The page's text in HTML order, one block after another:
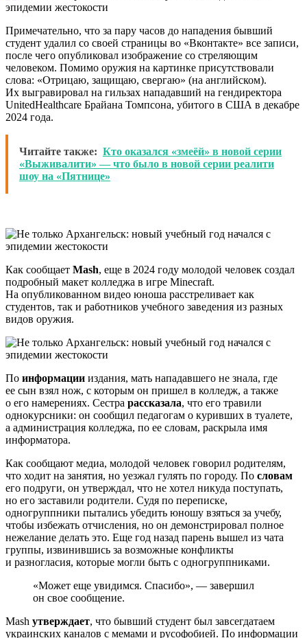
Примечательно, что за пару часов до нападения бывший
студент удалил со своей страницы во «Вконтакте» все записи,
после чего опубликовал изображение со стреляющим
человеком. Помимо оружия на картинке присутствовали
слова: «Отрицаю, защищаю, свергаю» (на английском).
Их выгравировал на гильзах нападавший на гендиректора
UnitedHealthcare Брайана Томпсона, убитого в США в декабре
2024 года.
Читайте также: Кто оказался «змеёй» в новой серии
«Выживалити» — что было в новой серии реалити
шоу на «Пятнице»
Как сообщает Mash, еще в 2024 году молодой человек создал
подробный макет колледжа в игре Minecraft.
На опубликованном видео юноша расстреливает как
студентов, так и работников учебного заведения из разных
видов оружия.
По информации издания, мать нападавшего не знала, где
ее сын взял нож, с которым он пришел в колледж, а также
о его намерениях. Сестра рассказала, что его травили
однокурсники: он сообщил педагогам о куривших в туалете,
а администрация колледжа, по ее словам, раскрыла имя
информатора.
Как сообщают медиа, молодой человек говорил родителям,
что ходит на занятия, но уезжал гулять по городу. По словам
его подруги, он утверждал, что не хотел никуда поступать,
но его заставили родители. Судя по переписке,
одногруппники пытались убедить юношу взяться за учебу,
чтобы избежать отчисления, но он демонстрировал полное
нежелание делать это. Еще год назад парень вышел из чата
группы, извинившись за возможные конфликты
и разногласия, которые могли быть с одногруппниками.
«Может еще увидимся. Спасибо», — завершил
он свое сообщение.
Mash утверждает, что бывший студент был завсегдатаем
украинских каналов с мемами и русофобией. По информации